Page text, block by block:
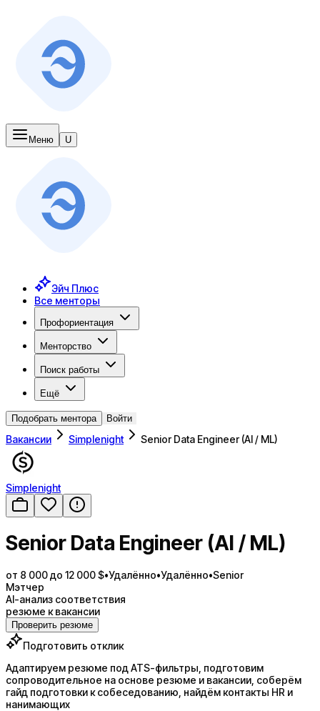
Меню U
Эйч Плюс
Все менторы
Профориентация
Менторство
Поиск работы
Ещё
Подобрать ментора Войти
Вакансии Simplenight Senior Data Engineer (AI / ML)
Simplenight
Senior Data Engineer (AI / ML)
от 8 000 до 12 000 $•Удалённо•Удалённо•Senior
Мэтчер
AI-анализ соответствия
резюме к вакансии
Проверить резюме
Подготовить отклик
Адаптируем резюме под ATS-фильтры, подготовим
сопроводительное на основе резюме и вакансии, соберём
гайд подготовки к собеседованию, найдём контакты HR и
нанимающих